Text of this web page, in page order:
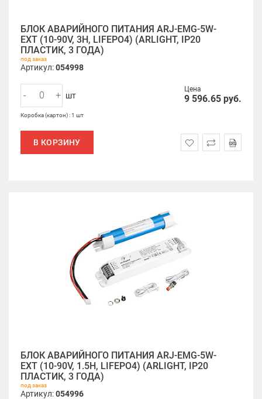
БЛОК АВАРИЙНОГО ПИТАНИЯ ARJ-EMG-5W-
EXT (10-90V, 3H, LIFEPO4) (ARLIGHT, IP20
ПЛАСТИК, 3 ГОДА)
под заказ
Артикул:054998
Цена
9 596.65 руб.
- + шт
Коробка (картон) : 1 шт
В КОРЗИНУ
БЛОК АВАРИЙНОГО ПИТАНИЯ ARJ-EMG-5W-
EXT (10-90V, 1.5H, LIFEPO4) (ARLIGHT, IP20
ПЛАСТИК, 3 ГОДА)
под заказ
Артикул:054996